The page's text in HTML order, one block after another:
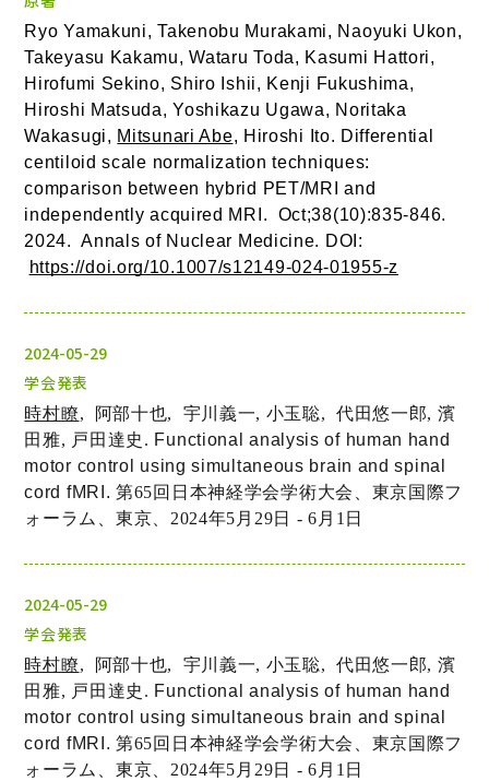
Ryo Yamakuni, Takenobu Murakami, Naoyuki Ukon,
Takeyasu Kakamu, Wataru Toda, Kasumi Hattori,
Hirofumi Sekino, Shiro Ishii, Kenji Fukushima,
Hiroshi Matsuda, Yoshikazu Ugawa, Noritaka
Wakasugi, Mitsunari Abe, Hiroshi Ito. Differential
centiloid scale normalization techniques:
comparison between hybrid PET/MRI and
independently acquired MRI.  Oct;38(10):835-846.
https://doi.org/10.1007/s12149-024-01955-z
2024-05-29
学会発表
時村瞭, 阿部十也, 宇川義一, 小玉聡, 代田悠一郎, 濱
田雅, 戸田達史. Functional analysis of human hand
motor control using simultaneous brain and spinal
cord fMRI.第65回日本神経学会学術大会、東京国際フ
ォーラム、東京、2024年5 月29日 - 6 月1 日
2024-05-29
学会発表
時村瞭, 阿部十也, 宇川義一, 小玉聡, 代田悠一郎, 濱
田雅, 戸田達史. Functional analysis of human hand
motor control using simultaneous brain and spinal
cord fMRI.第65回日本神経学会学術大会、東京国際フ
ォーラム、東京、2024年5 月29日 - 6 月1 日